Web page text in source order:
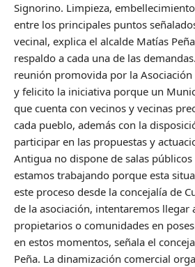
Signorino. Limpieza,
entre los principales puntos
vecinal, explica el alcalde Matías
respaldo a cada una de las
reunión promovida por la Asociación
y felicito la iniciativa porque un
que cuenta con vecinos y vecinas
cada pueblo, además con la
participar en las propuestas y
Antigua no dispone de salas
estamos trabajando porque esta
este proceso desde la concejalía de
de la asociación, intentaremos llegar
propietarios o comunidades en
en estos momentos, señala el
Peña. La dinamización comercial